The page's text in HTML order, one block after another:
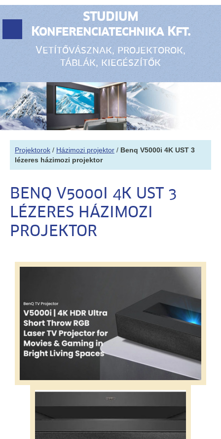
STUDIUM
Konferenciatechnika Kft.
Vetítővásznak, projektorok,
táblák, kiegészítők
Projektorok / Házimozi projektor / Benq V5000i 4K UST 3
lézeres házimozi projektor
BENQ V5000I 4K UST 3
LÉZERES HÁZIMOZI
PROJEKTOR